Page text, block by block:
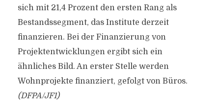
sich mit 21,4 Prozent den ersten Rang als
Bestandssegment, das Institute derzeit
finanzieren. Bei der Finanzierung von
Projektentwicklungen ergibt sich ein
ähnliches Bild. An erster Stelle werden
Wohnprojekte finanziert, gefolgt von Büros.
(DFPA/JF1)